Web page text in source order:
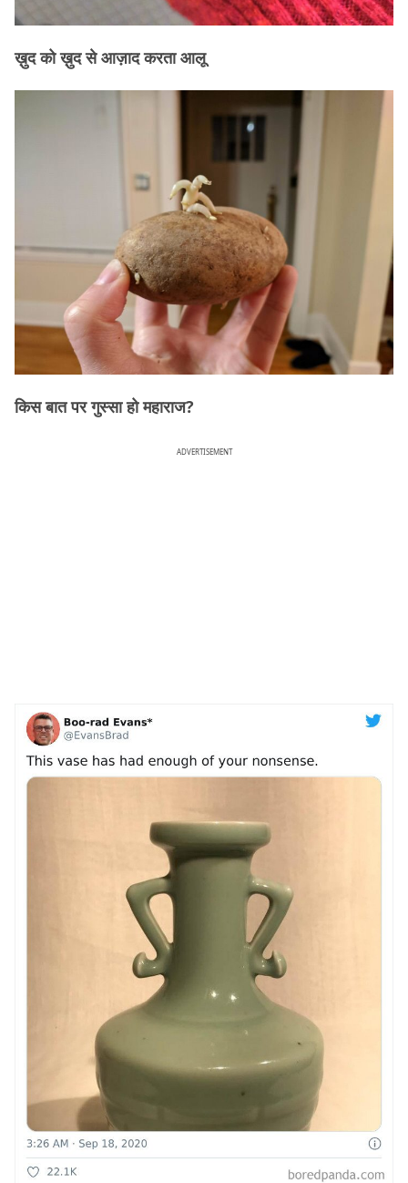
ख़ुद को ख़ुद से आज़ाद करता आलू
किस बात पर गुस्सा हो महाराज?
ADVERTISEMENT